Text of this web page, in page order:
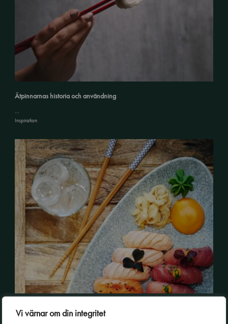
Vi värnar om din integritet
Ätpinnarnas historia och användning
...
Inspiration
Wasabins historia och fördelar